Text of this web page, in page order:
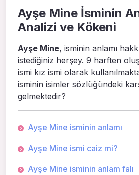
Ayşe Mine İsminin
Analizi ve Kökeni
Ayşe Mine, isminin anlamı
istediğiniz herşey. 9 harften
ismi kız ismi olarak
isminin isimler sözlüğündeki
gelmektedir?
Ayşe Mine isminin anlamı
Ayşe Mine ismi caiz mi?
Ayşe Mine isminin anlam falı